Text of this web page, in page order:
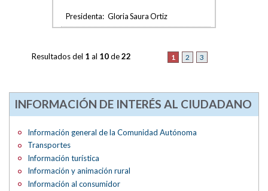
Presidenta: Gloria Saura Ortiz
1 2 3
Resultados del 1 al 10de22
INFORMACIÓN DE INTERÉS AL CIUDADANO
Información general de la Comunidad Autónoma
Transportes
Información turística
Información y animación rural
Información al consumidor